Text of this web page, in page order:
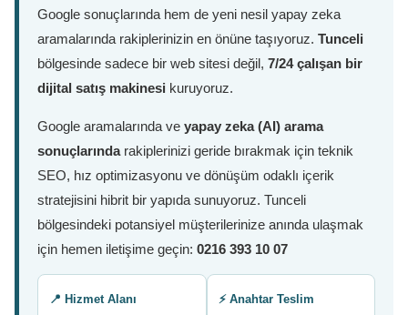
Google sonuçlarında hem de yeni nesil yapay zeka
aramalarında rakiplerinizin en önüne taşıyoruz. Tunceli
bölgesinde sadece bir web sitesi değil, 7/24 çalışan bir
dijital satış makinesi kuruyoruz.
Google aramalarında ve yapay zeka (AI) arama
sonuçlarındarakiplerinizi geride bırakmak için teknik
SEO, hız optimizasyonu ve dönüşüm odaklı içerik
stratejisini hibrit bir yapıda sunuyoruz. Tunceli
bölgesindeki potansiyel müşterilerinize anında ulaşmak
için hemen iletişime geçin: 0216 393 10 07
📍 Hizmet Alanı
⚡ Anahtar Teslim